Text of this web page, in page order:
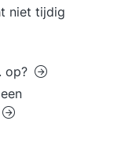
niet tijdig
op?